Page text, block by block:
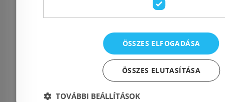
ÖSSZES ELFOGADÁSA
ÖSSZES ELUTASÍTÁSA
TOVÁBBI BEÁLLÍTÁSOK